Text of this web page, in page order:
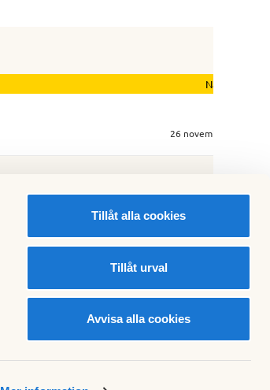
Tillåt alla cookies
Tillåt urval
Avvisa alla cookies
Nästa nyhet
26 november 2018